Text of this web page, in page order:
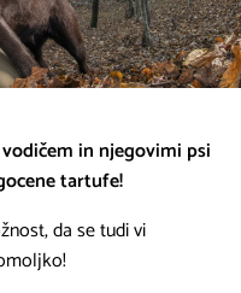
in njegovimi psi
tartufe!
da se tudi vi